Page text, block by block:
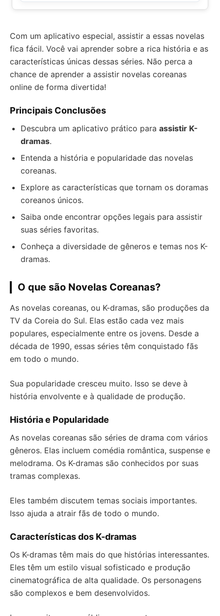
Com um aplicativo especial, assistir a essas novelas
fica fácil. Você vai aprender sobre a rica história e as
características únicas dessas séries. Não perca a
chance de aprender a assistir novelas coreanas
online de forma divertida!
Principais Conclusões
Descubra um aplicativo prático para assistir K-
dramas.
Entenda a história e popularidade das novelas
coreanas.
Explore as características que tornam os doramas
coreanos únicos.
Saiba onde encontrar opções legais para assistir
suas séries favoritas.
Conheça a diversidade de gêneros e temas nos K-
dramas.
O que são Novelas Coreanas?
As novelas coreanas, ou K-dramas, são produções da
TV da Coreia do Sul. Elas estão cada vez mais
populares, especialmente entre os jovens. Desde a
década de 1990, essas séries têm conquistado fãs
em todo o mundo.
Sua popularidade cresceu muito. Isso se deve à
história envolvente e à qualidade de produção.
História e Popularidade
As novelas coreanas são séries de drama com vários
gêneros. Elas incluem comédia romântica, suspense e
melodrama. Os K-dramas são conhecidos por suas
tramas complexas.
Eles também discutem temas sociais importantes.
Isso ajuda a atrair fãs de todo o mundo.
Características dos K-dramas
Os K-dramas têm mais do que histórias interessantes.
Eles têm um estilo visual sofisticado e produção
cinematográfica de alta qualidade. Os personagens
são complexos e bem desenvolvidos.